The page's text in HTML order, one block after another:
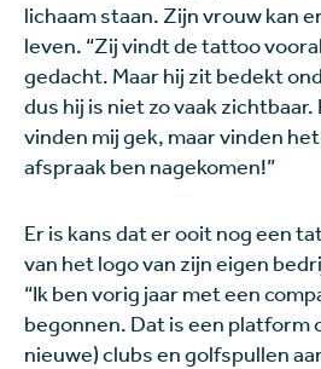
lichaam staan. Zijn vrouw kan
leven. “Zij vindt de tattoo
gedacht. Maar hij zit bedekt
dus hij is niet zo vaak
vinden mij gek, maar vinden
afspraak ben nagekomen!”
Er is kans dat er ooit nog een
van het logo van zijn eigen
“Ik ben vorig jaar met een
begonnen. Dat is een platform
nieuwe) clubs en golfspullen